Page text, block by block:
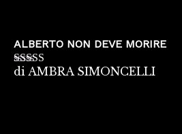
ALBERTO NON DEVE MORIRE
Valutato5su
di AMBRA SIMONCELLI